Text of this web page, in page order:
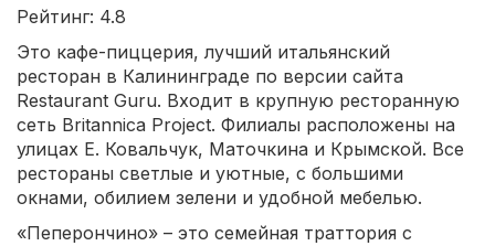
Рейтинг: 4.8
Это кафе-пиццерия, лучший итальянский
ресторан в Калининграде по версии сайта
Restaurant Guru. Входит в крупную ресторанную
сеть Britannica Project. Филиалы расположены на
улицах Е. Ковальчук, Маточкина и Крымской. Все
рестораны светлые и уютные, с большими
окнами, обилием зелени и удобной мебелью.
«Пеперончино» – это семейная траттория с